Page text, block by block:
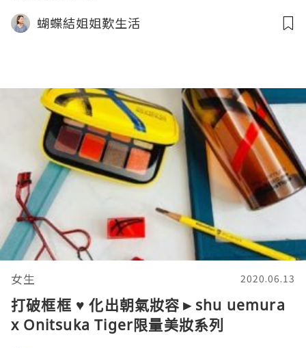
蝴蝶結姐姐歎生活
女生 2020.06.13
打破框框 ♥ 化出朝氣妝容►shu uemura
x Onitsuka Tiger限量美妝系列